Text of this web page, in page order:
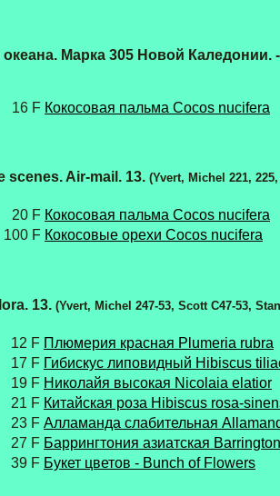
Марка 305 Новой
16 F Кокосовая пальма Cocos nucifera
scenes. Air-mail. 13. (Yvert, Michel 221,
20 F Кокосовая пальма Cocos nucifera
100 F Кокосовые орехи Cocos nucifera
13. (Yvert, Michel 247-53, Scott C47-53,
12 F Плюмерия красная Plumeria rubra
17 F Гибискус липовидный Hibiscus
19 F Николайя высокая Nicolaia elatior
21 F Китайская роза Hibiscus rosa-
23 F Алламанда слабительная
27 F Баррингтония азиатская
39 F Букет цветов - Bunch of Flowers